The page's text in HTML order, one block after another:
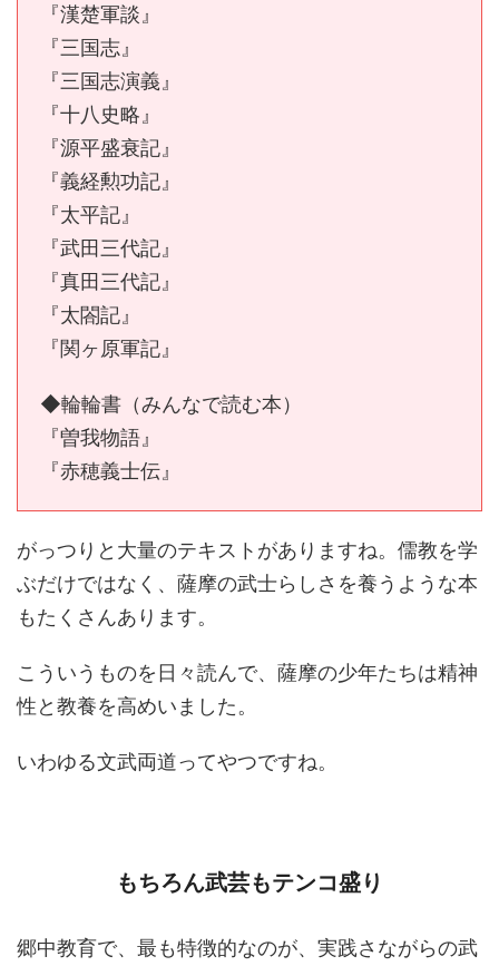
『漢楚軍談』
『三国志』
『三国志演義』
『十八史略』
『源平盛衰記』
『義経勲功記』
『太平記』
『武田三代記』
『真田三代記』
『太閤記』
『関ヶ原軍記』
◆輪輪書（みんなで読む本）
『曽我物語』
『赤穂義士伝』
がっつりと大量のテキストがありますね。儒教を学
ぶだけではなく、薩摩の武士らしさを養うような本
もたくさんあります。
こういうものを日々読んで、薩摩の少年たちは精神
性と教養を高めいました。
いわゆる文武両道ってやつですね。
もちろん武芸もテンコ盛り
郷中教育で、最も特徴的なのが、実践さながらの武